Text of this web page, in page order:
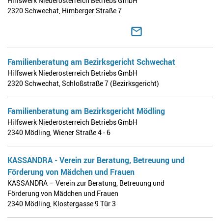
2320 Schwechat, Himberger Straße 7
Familienberatung am Bezirksgericht Schwechat
Hilfswerk Niederösterreich Betriebs GmbH
2320 Schwechat,Schloßstraße 7 (Bezirksgericht)
Familienberatung am Bezirksgericht Mödling
Hilfswerk Niederösterreich Betriebs GmbH
2340 Mödling,Wiener Straße 4 - 6
KASSANDRA - Verein zur Beratung, Betreuung und
Förderung von Mädchen und Frauen
KASSANDRA – Verein zur Beratung, Betreuung und
Förderung von Mädchen und Frauen
2340 Mödling, Klostergasse 9 Tür 3